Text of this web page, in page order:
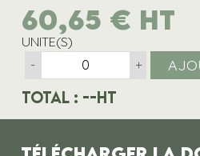
60,65 € HT
UNITE(S)
-
+
Total : --HT